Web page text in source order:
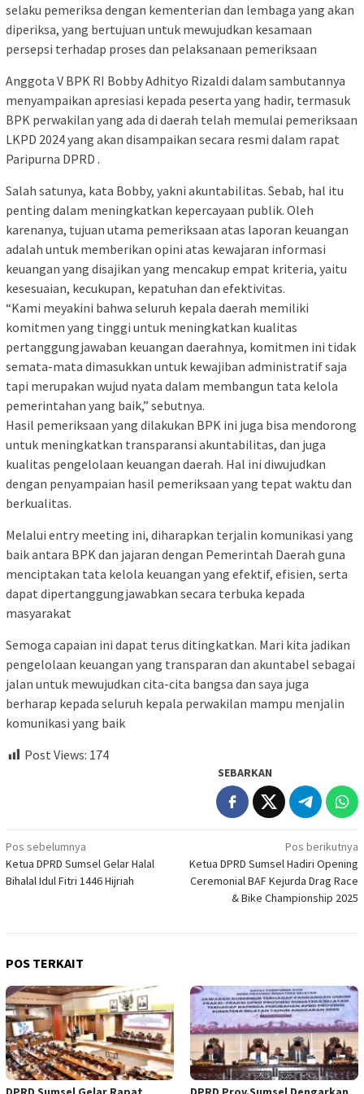
selaku pemeriksa dengan kementerian dan lembaga yang akan
diperiksa, yang bertujuan untuk mewujudkan kesamaan
persepsi terhadap proses dan pelaksanaan pemeriksaan
Anggota V BPK RI Bobby Adhityo Rizaldi dalam sambutannya
menyampaikan apresiasi kepada peserta yang hadir, termasuk
BPK perwakilan yang ada di daerah telah memulai pemeriksaan
LKPD 2024 yang akan disampaikan secara resmi dalam rapat
Paripurna DPRD .
Salah satunya, kata Bobby, yakni akuntabilitas. Sebab, hal itu
penting dalam meningkatkan kepercayaan publik. Oleh
karenanya, tujuan utama pemeriksaan atas laporan keuangan
adalah untuk memberikan opini atas kewajaran informasi
keuangan yang disajikan yang mencakup empat kriteria, yaitu
kesesuaian, kecukupan, kepatuhan dan efektivitas.
“Kami meyakini bahwa seluruh kepala daerah memiliki
komitmen yang tinggi untuk meningkatkan kualitas
pertanggungjawaban keuangan daerahnya, komitmen ini tidak
semata-mata dimasukkan untuk kewajiban administratif saja
tapi merupakan wujud nyata dalam membangun tata kelola
pemerintahan yang baik,” sebutnya.
Hasil pemeriksaan yang dilakukan BPK ini juga bisa mendorong
untuk meningkatkan transparansi akuntabilitas, dan juga
kualitas pengelolaan keuangan daerah. Hal ini diwujudkan
dengan penyampaian hasil pemeriksaan yang tepat waktu dan
berkualitas.
Melalui entry meeting ini, diharapkan terjalin komunikasi yang
baik antara BPK dan jajaran dengan Pemerintah Daerah guna
menciptakan tata kelola keuangan yang efektif, efisien, serta
dapat dipertanggungjawabkan secara terbuka kepada
masyarakat
Semoga capaian ini dapat terus ditingkatkan. Mari kita jadikan
pengelolaan keuangan yang transparan dan akuntabel sebagai
jalan untuk mewujudkan cita-cita bangsa dan saya juga
berharap kepada seluruh kepala perwakilan mampu menjalin
komunikasi yang baik
Post Views: 174
SEBARKAN
Navigasi
pos
Pos sebelumnya
Ketua DPRD Sumsel Gelar Halal
Bihalal Idul Fitri 1446 Hijriah
Pos berikutnya
Ketua DPRD Sumsel Hadiri Opening
Ceremonial BAF Kejurda Drag Race
& Bike Championship 2025
POS TERKAIT